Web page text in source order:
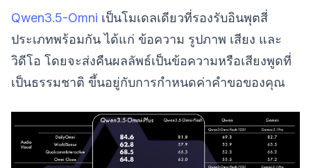
Qwen3.5-Omni เป็นโมเดลเดียวที่รองรับอินพุตสี่
ประเภทพร้อมกัน ได้แก่ ข้อความ รูปภาพ เสียง และ
วิดีโอ โดยจะส่งคืนผลลัพธ์เป็นข้อความหรือเสียงพูดที่
เป็นธรรมชาติ ขึ้นอยู่กับการกำหนดค่าคำขอของคุณ